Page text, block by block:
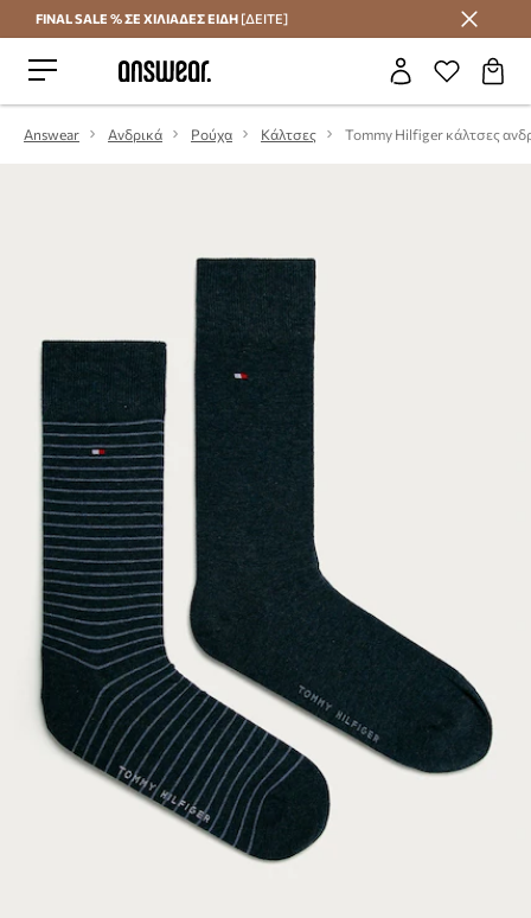
Εξοικονομήστε με το Answear Club
FINAL SALE % ΣΕ ΧΙΛΙΑΔΕΣ ΕΙΔΗ [ΔΕΙΤΕ]
Answear Ανδρικά Ρούχα Κάλτσες